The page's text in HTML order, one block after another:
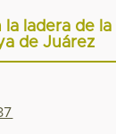
ladera de
de Juárez